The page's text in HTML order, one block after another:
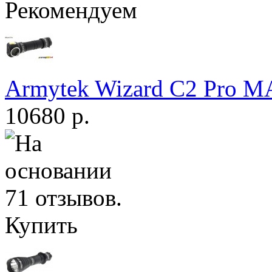
Рекомендуем
Armytek Wizard С2 Pro
10680 р.
Купить